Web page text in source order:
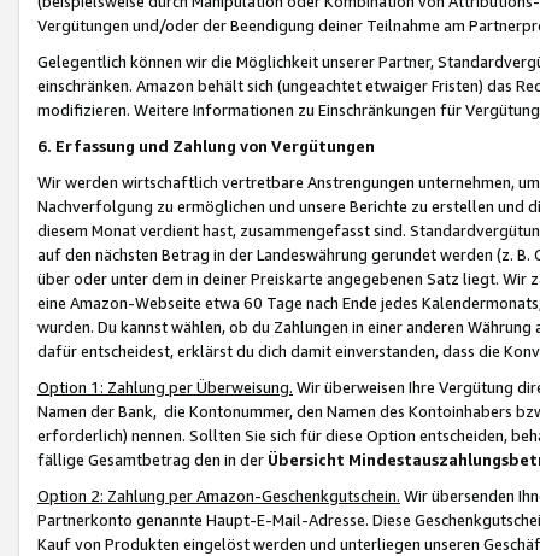
Vergütungen und/oder der Beendigung deiner Teilnahme am
Gelegentlich können wir die Möglichkeit unserer Partner,
einschränken. Amazon behält sich (ungeachtet etwaiger Fristen) das
modifizieren. Weitere Informationen zu Einschränkungen für
6. Erfassung und Zahlung von Vergütungen
Wir werden wirtschaftlich vertretbare Anstrengungen unternehmen,
Nachverfolgung zu ermöglichen und unsere Berichte zu erstellen und
diesem Monat verdient hast, zusammengefasst sind.
auf den nächsten Betrag in der Landeswährung gerundet werden (z.
über oder unter dem in deiner Preiskarte angegebenen Satz liegt.
eine Amazon-Webseite etwa 60 Tage nach Ende jedes
wurden. Du kannst wählen, ob du Zahlungen in einer anderen
dafür entscheidest, erklärst du dich damit einverstanden, dass die
Option 1: Zahlung per Überweisung. Wir überweisen Ihre Vergütung
Namen der Bank, die Kontonummer, den Namen des Kontoinhabers
erforderlich) nennen. Sollten Sie sich für diese Option entscheiden,
fällige Gesamtbetrag den in der Übersicht
Option 2: Zahlung per Amazon-Geschenkgutschein. Wir übersenden
Partnerkonto genannte Haupt-E-Mail-Adresse. Diese
Kauf von Produkten eingelöst werden und unterliegen unseren